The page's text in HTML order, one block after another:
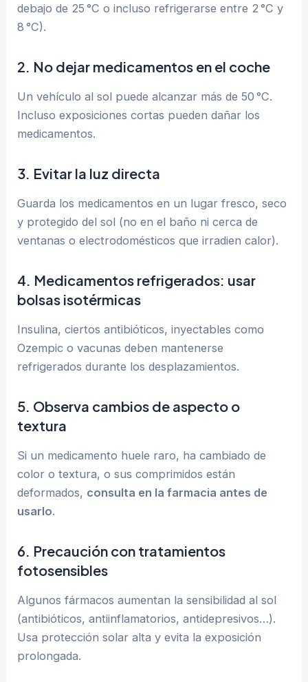
debajo de 25 °C o incluso refrigerarse entre 2 °C y
8 °C).
2. No dejar medicamentos en el coche
Un vehículo al sol puede alcanzar más de 50 °C.
Incluso exposiciones cortas pueden dañar los
medicamentos.
3. Evitar la luz directa
Guarda los medicamentos en un lugar fresco, seco
y protegido del sol (no en el baño ni cerca de
ventanas o electrodomésticos que irradien calor).
4. Medicamentos refrigerados: usar
bolsas isotérmicas
Insulina, ciertos antibióticos, inyectables como
Ozempic o vacunas deben mantenerse
refrigerados durante los desplazamientos.
5. Observa cambios de aspecto o
textura
Si un medicamento huele raro, ha cambiado de
color o textura, o sus comprimidos están
deformados, consulta en la farmacia antes de
usarlo.
6. Precaución con tratamientos
fotosensibles
Algunos fármacos aumentan la sensibilidad al sol
(antibióticos, antiinflamatorios, antidepresivos…).
Usa protección solar alta y evita la exposición
prolongada.